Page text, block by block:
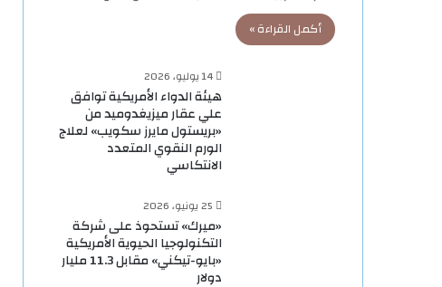
أكمل القراءة »
14 يوليو، 2026
هيئة الدواء الأمريكية توافق
علي عقار ميزيغدوميد من
«بريستول مايرز سكويب» لعلاج
الورم النقوي المتعدد
الانتكاسي
25 يونيو، 2026
«ميرك» تستحوذ على شركة
التكنولوجيا الحيوية الأمريكية
«بايو-تيكني» مقابل 11.3 مليار
دولار